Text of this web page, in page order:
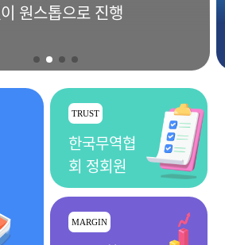
원스톱으로 진행
TRUST
한국무역협
회 정회원
MARGIN